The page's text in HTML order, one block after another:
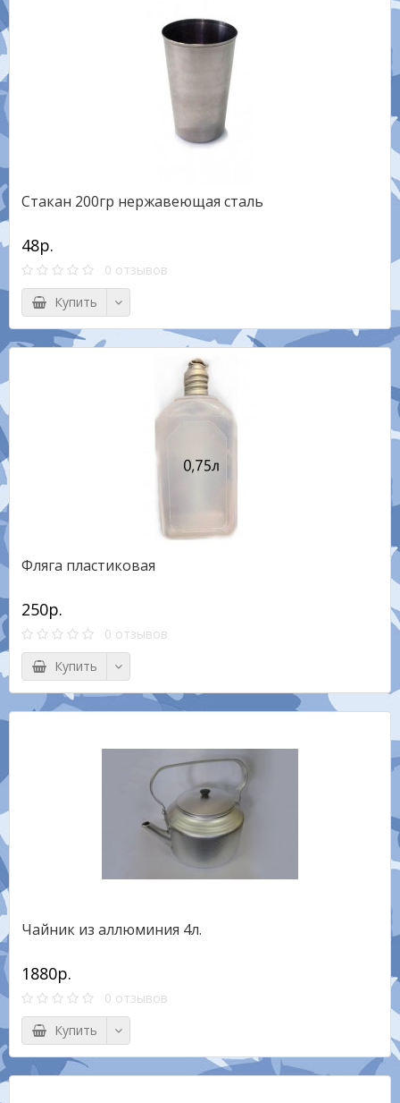
Стакан 200гр нержавеющая сталь
48р.
0 отзывов
Купить
Фляга пластиковая
250р.
0 отзывов
Купить
Чайник из аллюминия 4л.
1880р.
0 отзывов
Купить